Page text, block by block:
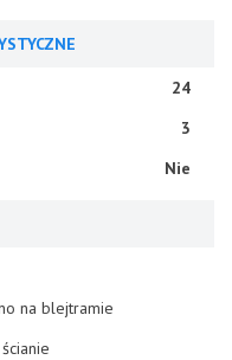
24
3
Nie
na blejtramie